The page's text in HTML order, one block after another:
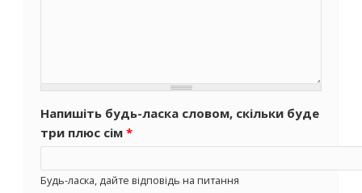
Напишіть будь-ласка словом, скільки буде
три плюс сім *
Будь-ласка, дайте відповідь на питання